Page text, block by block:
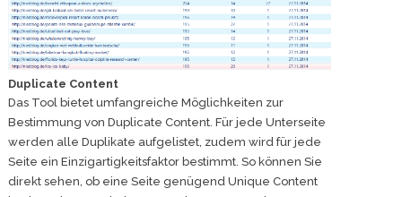
Duplicate Content
Das Tool bietet umfangreiche Möglichkeiten zur
Bestimmung von Duplicate Content. Für jede Unterseite
werden alle Duplikate aufgelistet, zudem wird für jede
Seite ein Einzigartigkeitsfaktor bestimmt. So können Sie
direkt sehen, ob eine Seite genügend Unique Content